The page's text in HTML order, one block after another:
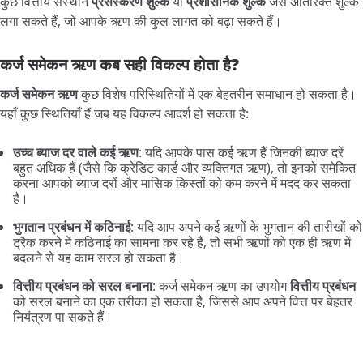
लगा सकते हैं, जो आपके ऋण की कुल लागत को बढ़ा सकते हैं।
कर्जसमेकनऋणकबसहीविकल्पहोताहै?
कर्जसमेकनऋणकुछ विशेष परिस्थितियों में एक बेहतरीन समाधान हो सकता है।
यहाँ कुछ स्थितियाँ हैं जब यह विकल्प आदर्श हो सकता है:
उच्चब्याजदरवालेकईऋण: यदि आपके पास कई ऋण हैं जिनकी ब्याज दरें
बहुत अधिक हैं (जैसे कि क्रेडिट कार्ड और व्यक्तिगत ऋण), तो इनको समेकित
करना आपको ब्याज दरों और मासिक किस्तों को कम करने में मदद कर सकता
है।
भुगतानप्रबंधनमेंकठिनाई: यदि आप अपने कई ऋणों के भुगतान की तारीखों को
ट्रैक करने में कठिनाई का सामना कर रहे हैं, तो सभी ऋणों को एक ही ऋण में
बदलने से यह काम सरल हो सकता है।
वित्तीयप्रबंधनकोसरलबनाना: कर्ज समेकन ऋण का उपयोगवित्तीयप्रबंधन
को सरल बनाने का एक तरीका हो सकता है, जिससे आप अपने वित्त पर बेहतर
नियंत्रण पा सकते हैं।